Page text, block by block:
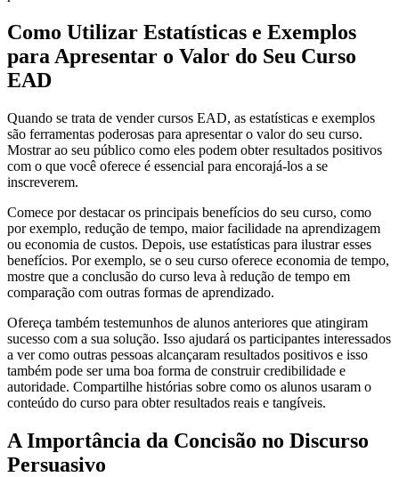
Como Utilizar Estatísticas e Exemplos
para Apresentar o Valor do Seu Curso
EAD
Quando se trata de vender cursos EAD, as estatísticas e exemplos
são ferramentas poderosas para apresentar o valor do seu curso.
Mostrar ao seu público como eles podem obter resultados positivos
com o que você oferece é essencial para encorajá-los a se
inscreverem.
Comece por destacar os principais benefícios do seu curso, como
por exemplo, redução de tempo, maior facilidade na aprendizagem
ou economia de custos. Depois, use estatísticas para ilustrar esses
benefícios. Por exemplo, se o seu curso oferece economia de tempo,
mostre que a conclusão do curso leva à redução de tempo em
comparação com outras formas de aprendizado.
Ofereça também testemunhos de alunos anteriores que atingiram
sucesso com a sua solução. Isso ajudará os participantes interessados
​​a ver como outras pessoas alcançaram resultados positivos e isso
também pode ser uma boa forma de construir credibilidade e
autoridade. Compartilhe histórias sobre como os alunos usaram o
conteúdo do curso para obter resultados reais e tangíveis.
A Importância da Concisão no Discurso
Persuasivo